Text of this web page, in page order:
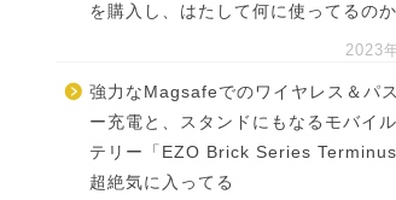
を購入し、はたして何に使ってるのか
2023
強力なMagsafeでのワイヤレス＆パ
ー充電と、スタンドにもなるモバイ
テリー「EZO Brick Series
超絶気に入ってる